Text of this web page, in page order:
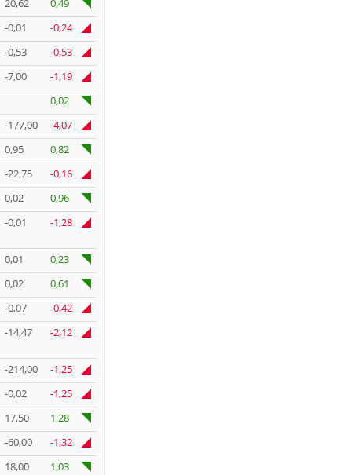
20,62
0,49
-0,01
-0,24
-0,53
-0,53
-7,00
-1,19
0,02
-177,00
-4,07
0,95
0,82
-22,75
-0,16
0,02
0,96
-0,01
-1,28
0,01
0,23
0,02
0,61
-0,07
-0,42
-14,47
-2,12
-214,00
-1,25
-0,02
-1,25
17,50
1,28
-60,00
-1,32
18,00
1,03